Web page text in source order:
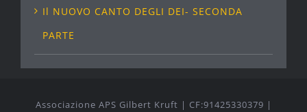
Il NUOVO CANTO DEGLI DEI- SECONDA
PARTE
Associazione APS Gilbert Kruft | CF:91425330379 |